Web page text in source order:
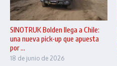
SINOTRUK Bolden llega a Chile:
una nueva pick-up que apuesta
por ...
18 de junio de 2026